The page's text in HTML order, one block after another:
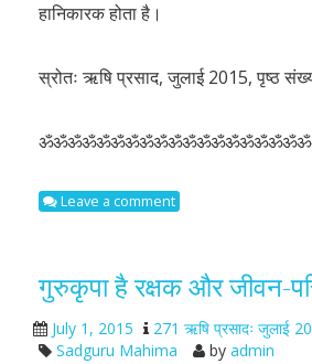
हानिकारक होता है।
स्रोतः ऋषि प्रसाद, जुलाई 2015, पृष्ठ
Leave a comment
गुरुकृपा है रक्षक और जीवन-
July 1, 2015
271 ऋषि प्रसादः जुलाई
Sadguru Mahima
by admin